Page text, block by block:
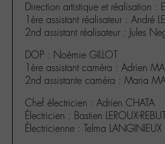
Direction artistique et réalisation :
1ère assistant réalisateur : André
2nd assistant réalisateur : Jules
DOP : Noémie GILLOT
1ère assistant caméra : Adrien
2nd assistante caméra : Maria
Chef électricien : Adrien CHATA
Électricien : Bastien LEROUX-
Électricienne : Telma LANGINIEUX